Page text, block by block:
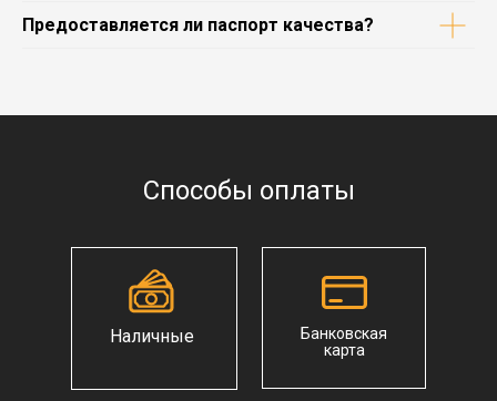
Предоставляется ли паспорт качества?
Способы оплаты
Наличные
Банковская
карта